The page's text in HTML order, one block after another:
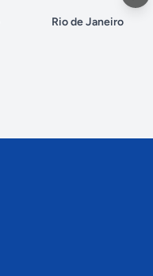
Rio de Janeiro